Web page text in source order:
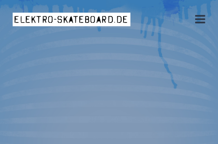
elektro-skateboard.de